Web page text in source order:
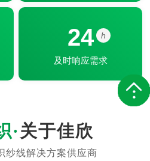
24 h
及时响应需求
关于佳欣